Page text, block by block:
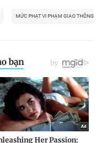
MỨC PHẠT VI PHẠM GIAO THÔNG